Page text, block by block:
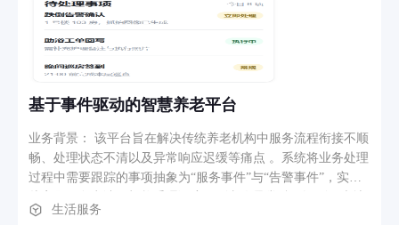
基于事件驱动的智慧养老平台
业务背景： 该平台旨在解决传统养老机构中服务流程衔接不顺
畅、处理状态不清以及异常响应迟缓等痛点 。系统将业务处理
过程中需要跟踪的事项抽象为“服务事件”与“告警事件”，实现
人工应急处置的全链路闭环跟踪 。 核心功能模块：家属服务
生活服务